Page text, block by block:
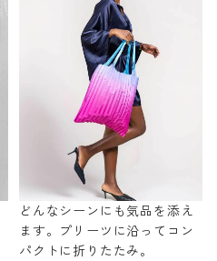
どんなシーンにも気品を添え
ます。プリーツに沿ってコン
パクトに折りたたみ。